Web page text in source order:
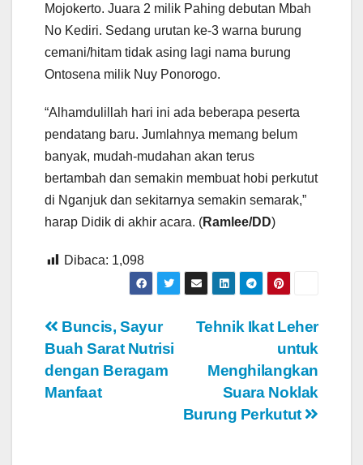
Mojokerto. Juara 2 milik Pahing debutan Mbah
No Kediri. Sedang urutan ke-3 warna burung
cemani/hitam tidak asing lagi nama burung
Ontosena milik Nuy Ponorogo.
“Alhamdulillah hari ini ada beberapa peserta
pendatang baru. Jumlahnya memang belum
banyak, mudah-mudahan akan terus
bertambah dan semakin membuat hobi perkutut
di Nganjuk dan sekitarnya semakin semarak,”
harap Didik di akhir acara. (Ramlee/DD)
Dibaca: 1,098
Navigasi
pos
Tehnik Ikat Leher
untuk
Menghilangkan
Suara Noklak
Burung Perkutut
Buncis, Sayur
Buah Sarat Nutrisi
dengan Beragam
Manfaat